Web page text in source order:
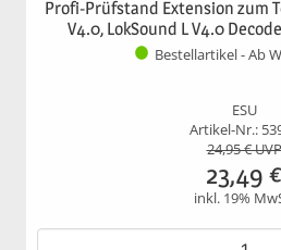
Profi-Prüfstand Extension zum
V4.0, LokSound L V4.0
Bestellartikel - Ab
ESU
Artikel-Nr.:
24,95€ UVP
23,49 €
inkl. 19%